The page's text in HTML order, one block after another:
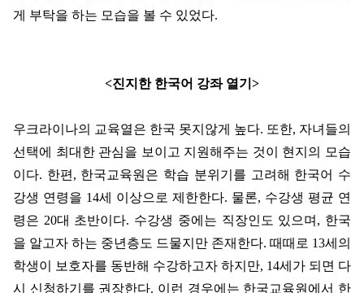
게 부탁을 하는 모습을 볼 수 있었다.
<진지한 한국어 강좌 열기 >
우크라이나의 교육열은 한국 못지않게 높다. 또한, 자녀들의
선택에 최대한 관심을 보이고 지원해주는 것이 현지의 모습
이다. 한편 , 한국교육원은 학습 분위기를 고려해 한국어 수
강생 연령을 14세 이상으로 제한한다. 물론, 수강생 평균 연
령은 20대 초반이다. 수강생 중에는 직장인도 있으며 , 한국
을 알고자 하는 중년층도 드물지만 존재한다. 때때로 13세의
학생이 보호자를 동반해 수강하고자 하지만, 14세가 되면 다
시 신청하기를 권장한다. 이런 경우에는 한국교육원에서 한